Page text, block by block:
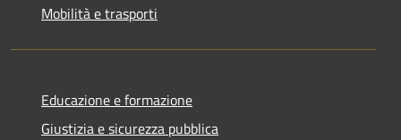
Mobilità e trasporti
Educazione e formazione
Giustizia e sicurezza pubblica